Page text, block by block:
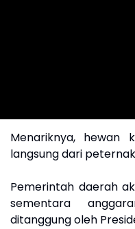
Menariknya, hewan
langsung dari
Pemerintah daerah
sementara
ditanggung oleh